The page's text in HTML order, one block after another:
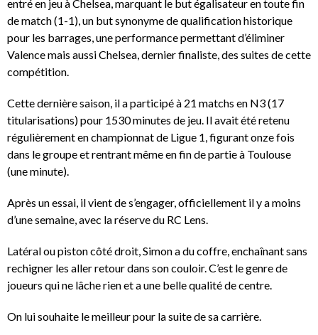
entré en jeu à Chelsea, marquant le but égalisateur en toute fin
de match (1-1), un but synonyme de qualification historique
pour les barrages, une performance permettant d’éliminer
Valence mais aussi Chelsea, dernier finaliste, des suites de cette
compétition.
Cette dernière saison, il a participé à 21 matchs en N3 (17
titularisations) pour 1530 minutes de jeu. Il avait été retenu
régulièrement en championnat de Ligue 1, figurant onze fois
dans le groupe et rentrant même en fin de partie à Toulouse
(une minute).
Après un essai, il vient de s’engager, officiellement il y a moins
d’une semaine, avec la réserve du RC Lens.
Latéral ou piston côté droit, Simon a du coffre, enchaînant sans
rechigner les aller retour dans son couloir. C’est le genre de
joueurs qui ne lâche rien et a une belle qualité de centre.
On lui souhaite le meilleur pour la suite de sa carrière.